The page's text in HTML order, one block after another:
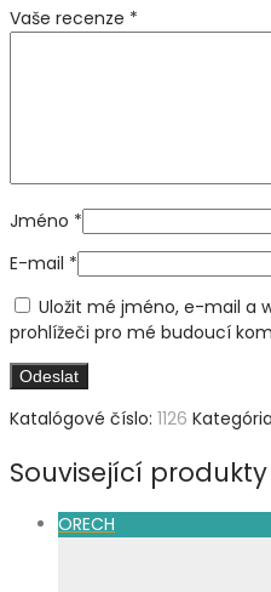
Vaše recenze *
Jméno *
E-mail *
Uložit mé jméno, e-mail a
prohlížeči pro mé budoucí
Katalógové číslo: 1126
Související produkty
ORECH